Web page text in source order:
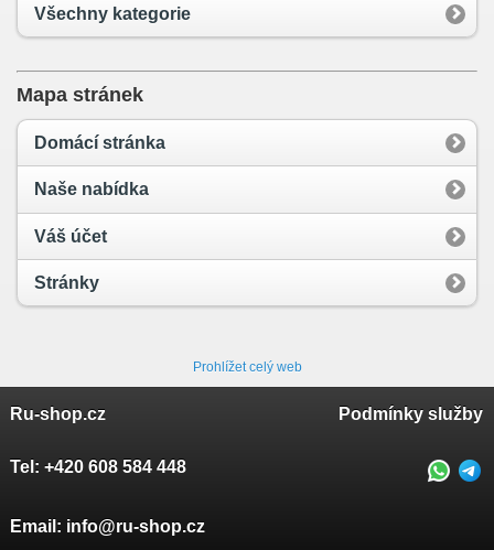
Všechny kategorie
Mapa stránek
Domácí stránka
Naše nabídka
Váš účet
Stránky
Prohlížet celý web
Ru-shop.cz Podmínky služby
Tel: +420 608 584 448
Email: info@ru-shop.cz